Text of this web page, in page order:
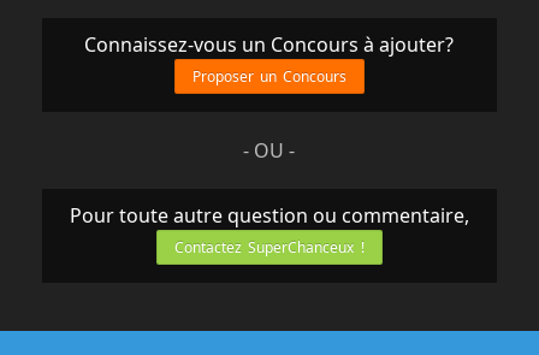
Connaissez-vous un Concours à ajouter?
Proposer un Concours
- OU -
Pour toute autre question ou commentaire,
Contactez SuperChanceux !